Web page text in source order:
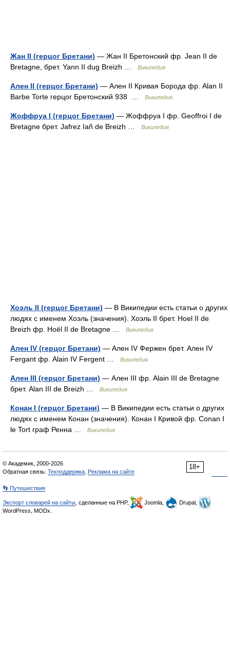
Жан II (герцог Бретани) — Жан II Бретонский фр. Jean II de
Bretagne, брет. Yann II dug Breizh …
Википедия
Ален II (герцог Бретани) — Ален II Кривая Борода фр. Alan II
Barbe Torte герцог Бретонский 938 …
Википедия
Жоффруа I (герцог Бретани) — Жоффруа I фр. Geoffroi I de
Bretagne брет. Jafrez Iañ de Breizh …
Википедия
Хоэль II (герцог Бретани) — В Википедии есть статьи о других
людях с именем Хоэль (значения). Хоэль II брет. Hoel II de
Breizh фр. Hoël II de Bretagne …
Википедия
Ален IV (герцог Бретани) — Ален IV Фержен брет. Ален IV
Fergant фр. Alain IV Fergent …
Википедия
Ален III (герцог Бретани) — Ален III фр. Alain III de Bretagne
брет. Alan III de Breizh …
Википедия
Конан I (герцог Бретани) — В Википедии есть статьи о других
людях с именем Конан (значения). Конан I Кривой фр. Conan I
le Tort граф Ренна …
Википедия
18+
© Академик, 2000-2026
Обратная связь: Техподдержка Реклама на сайте
👣 Путешествия
Экспорт словарей на сайты , сделанные на PHP, Joomla,
Drupal,
WordPress, MODx.